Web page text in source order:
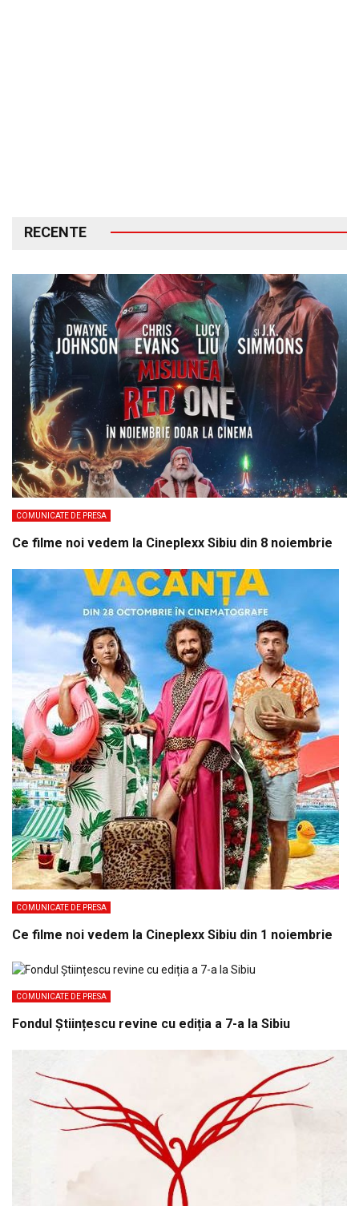
RECENTE
COMUNICATE DE PRESA
Ce filme noi vedem la Cineplexx Sibiu din 8 noiembrie
COMUNICATE DE PRESA
Ce filme noi vedem la Cineplexx Sibiu din 1 noiembrie
COMUNICATE DE PRESA
Fondul Științescu revine cu ediția a 7-a la Sibiu